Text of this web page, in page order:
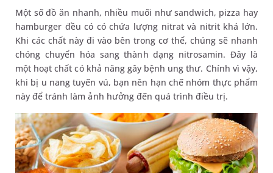
Một số đồ ăn nhanh, nhiều muối như sandwich, pizza hay
hamburger đều có có chứa lượng nitrat và nitrit khá lớn.
Khi các chất này đi vào bên trong cơ thể, chúng sẽ nhanh
chóng chuyển hóa sang thành dạng nitrosamin. Đây là
một hoạt chất có khả năng gây bệnh ung thư. Chính vì vậy,
khi bị u nang tuyến vú, bạn nên hạn chế nhóm thực phẩm
này để tránh làm ảnh hưởng đến quá trình điều trị.